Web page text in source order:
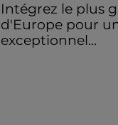
Intégrez le plus
d'Europe pour
exceptionnel...